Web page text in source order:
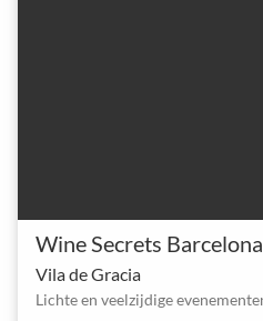
Wine Secrets Barcelona
Vila de Gracia